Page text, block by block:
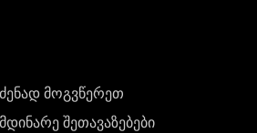
მოგვწერეთ
შეთავაზებები